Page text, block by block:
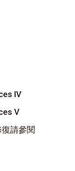
IV
V
請參閱